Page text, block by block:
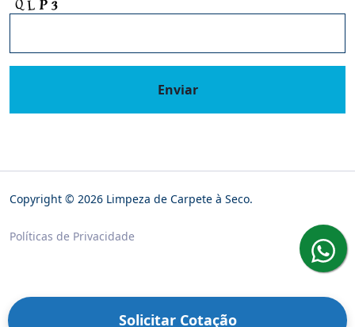
Enviar
Copyright © 2026 Limpeza de Carpete à Seco.
Políticas de Privacidade
Solicitar Cotação